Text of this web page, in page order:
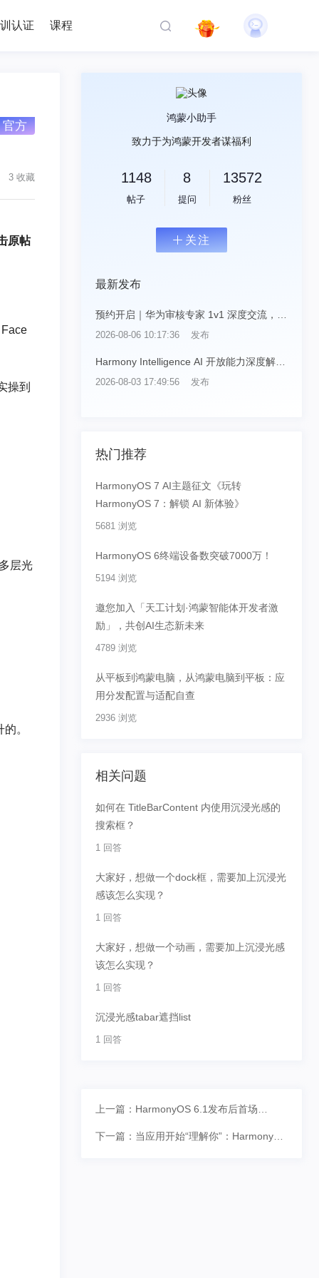
认证 课程
官方
3 收藏
原帖
操到
层光
。
鸿蒙小助手
致力于为鸿蒙开发者谋福利
1148
帖子
8
提问
13572
粉丝
关注
最新发布
预约开启｜华为审核专家 1v1 深度交流，8
2026-08-06 10:17:36 发布
Harmony Intelligence AI 开放能力深度解读
｜第二期：文搜图，让检索一语直达
2026-08-03 17:49:56 发布
热门推荐
HarmonyOS 7 AI主题征文《玩转
HarmonyOS 7：解锁 AI 新体验》
5681 浏览
HarmonyOS 6终端设备数突破7000万！
5194 浏览
邀您加入「天工计划·鸿蒙智能体开发者激
励」，共创AI生态新未来
4789 浏览
从平板到鸿蒙电脑，从鸿蒙电脑到平板：应
用分发配置与适配自查
2936 浏览
相关问题
如何在 TitleBarContent 内使用沉浸光感的
搜索框？
1 回答
大家好，想做一个dock框，需要加上沉浸光
感该怎么实现？
1 回答
大家好，想做一个动画，需要加上沉浸光感
该怎么实现？
1 回答
沉浸光感tabar遮挡list
1 回答
上一篇：HarmonyOS 6.1发布后首场
下一篇：当应用开始“理解你”：HarmonyOS